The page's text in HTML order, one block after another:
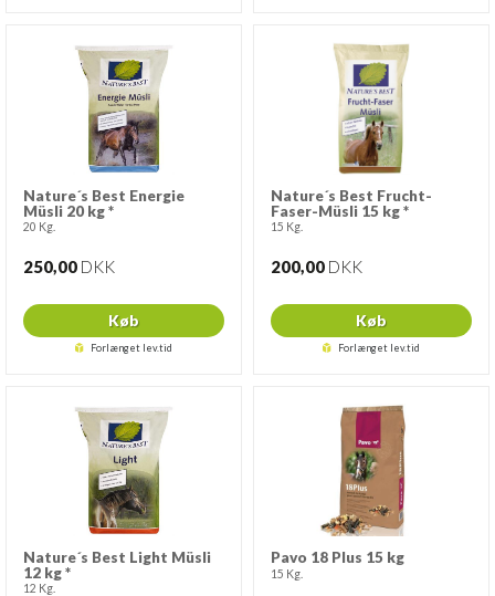
Nature´s Best Energie
Müsli 20 kg *
20 Kg.
250,00 DKK
Køb
Forlænget lev.tid
Nature´s Best Frucht-
Faser-Müsli 15 kg *
15 Kg.
200,00 DKK
Køb
Forlænget lev.tid
Nature´s Best Light Müsli
12 kg *
12 Kg.
Pavo 18 Plus 15 kg
15 Kg.